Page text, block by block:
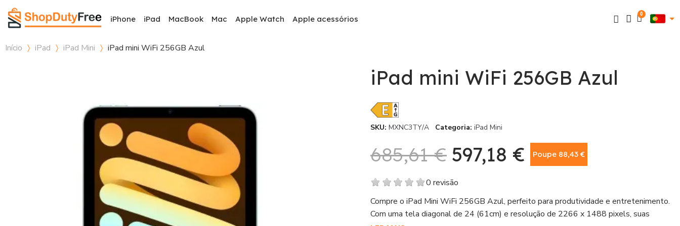
iPhone iPad MacBook Mac Apple Watch Apple acessórios
Início iPad iPad Mini iPad mini WiFi 256GB Azul
iPad mini WiFi 256GB Azul
SKU MXNC3TY/A Categoria iPad Mini
685,61 € 597,18 € Poupe 88,43 €
0 revisão
Compre o iPad Mini WiFi 256GB Azul, perfeito para produtividade e entretenimento.
Com uma tela diagonal de 24 (61cm) e resolução de 2266 x 1488 pixels, suas